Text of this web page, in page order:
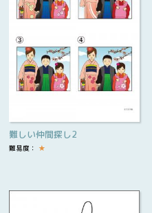
難しい仲間探し2
難易度： ★